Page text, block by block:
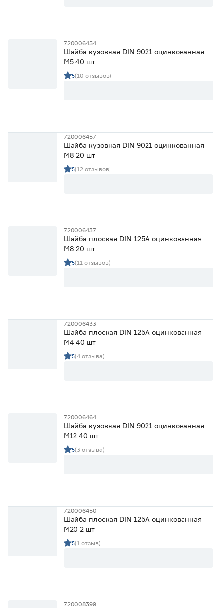
720006454
Шайба кузовная DIN 9021 оцинкованная
М5 40 шт
5(10 отзывов)
720006457
Шайба кузовная DIN 9021 оцинкованная
М8 20 шт
5(12 отзывов)
720006437
Шайба плоская DIN 125А оцинкованная
М8 20 шт
5(11 отзывов)
720006433
Шайба плоская DIN 125А оцинкованная
М4 40 шт
5(4 отзыва)
720006464
Шайба кузовная DIN 9021 оцинкованная
М12 40 шт
5(3 отзыва)
720006450
Шайба плоская DIN 125А оцинкованная
М20 2 шт
5(1 отзыв)
720008399